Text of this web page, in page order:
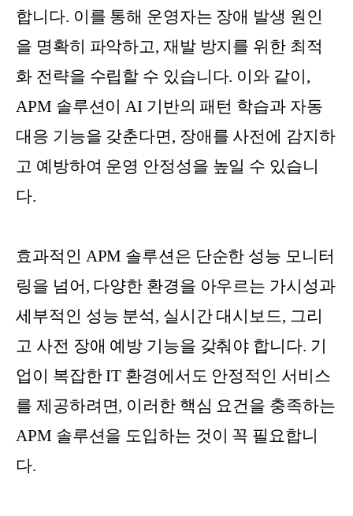
합니다. 이를 통해 운영자는 장애 발생 원인
을 명확히 파악하고, 재발 방지를 위한 최적
화 전략을 수립할 수 있습니다. 이와 같이,
APM 솔루션이 AI 기반의 패턴 학습과 자동
대응 기능을 갖춘다면, 장애를 사전에 감지하
고 예방하여 운영 안정성을 높일 수 있습니
다.
효과적인 APM 솔루션은 단순한 성능 모니터
링을 넘어, 다양한 환경을 아우르는 가시성과
세부적인 성능 분석, 실시간 대시보드, 그리
고 사전 장애 예방 기능을 갖춰야 합니다. 기
업이 복잡한 IT 환경에서도 안정적인 서비스
를 제공하려면, 이러한 핵심 요건을 충족하는
APM 솔루션을 도입하는 것이 꼭 필요합니
다.